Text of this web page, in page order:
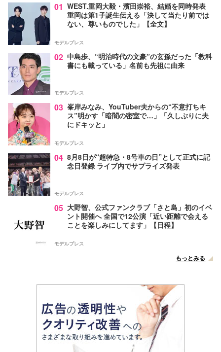
01 WEST.重岡大毅・濱田崇裕、結婚を同時発表
重岡は第1子誕生伝える「決して当たり前では
ない、尊いものでした」【全文】
モデルプレス
02 中島歩、“明治時代の文豪”の玄孫だった「教科
書にも載っている」名前も先祖に由来
モデルプレス
03 峯岸みなみ、YouTuber夫からの“不意打ちキ
ス”明かす「暗闇の密室で…」「久しぶりに夫
にドキッと」
モデルプレス
04 8月8日が“超特急・8号車の日”として正式に記
念日登録 ライブ内でサプライズ発表
モデルプレス
05 大野智、公式ファンクラブ「さと島」初のイベ
ント開催へ 全国で12公演「近い距離で会える
ことを楽しみにしてます」【日程】
モデルプレス
もっとみる